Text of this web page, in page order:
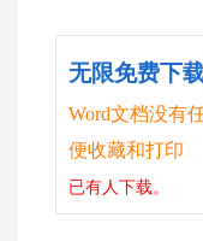
无限免费下载
Word文档没有
便收藏和打印
已有人下载。